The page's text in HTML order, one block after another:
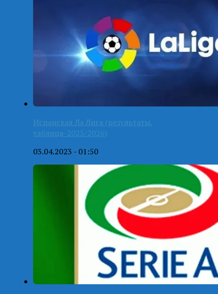
Испанская Ла Лига (результаты,
таблица-2025/2026)
03.04.2023 - 01:50